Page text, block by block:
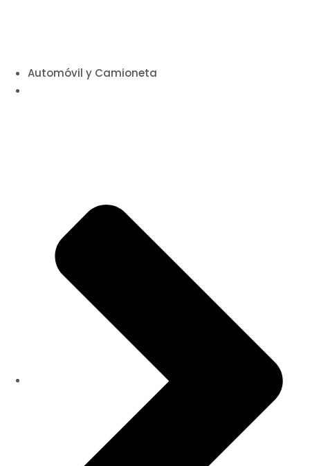
Automóvil y Camioneta